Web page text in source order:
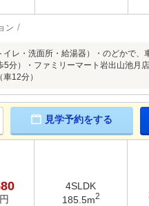
ン
レ・洗面所・給湯器）・のどかで、
）・ファミリーマート岩出山池月
12分）
見学予約をする
4SLDK
185.5m2